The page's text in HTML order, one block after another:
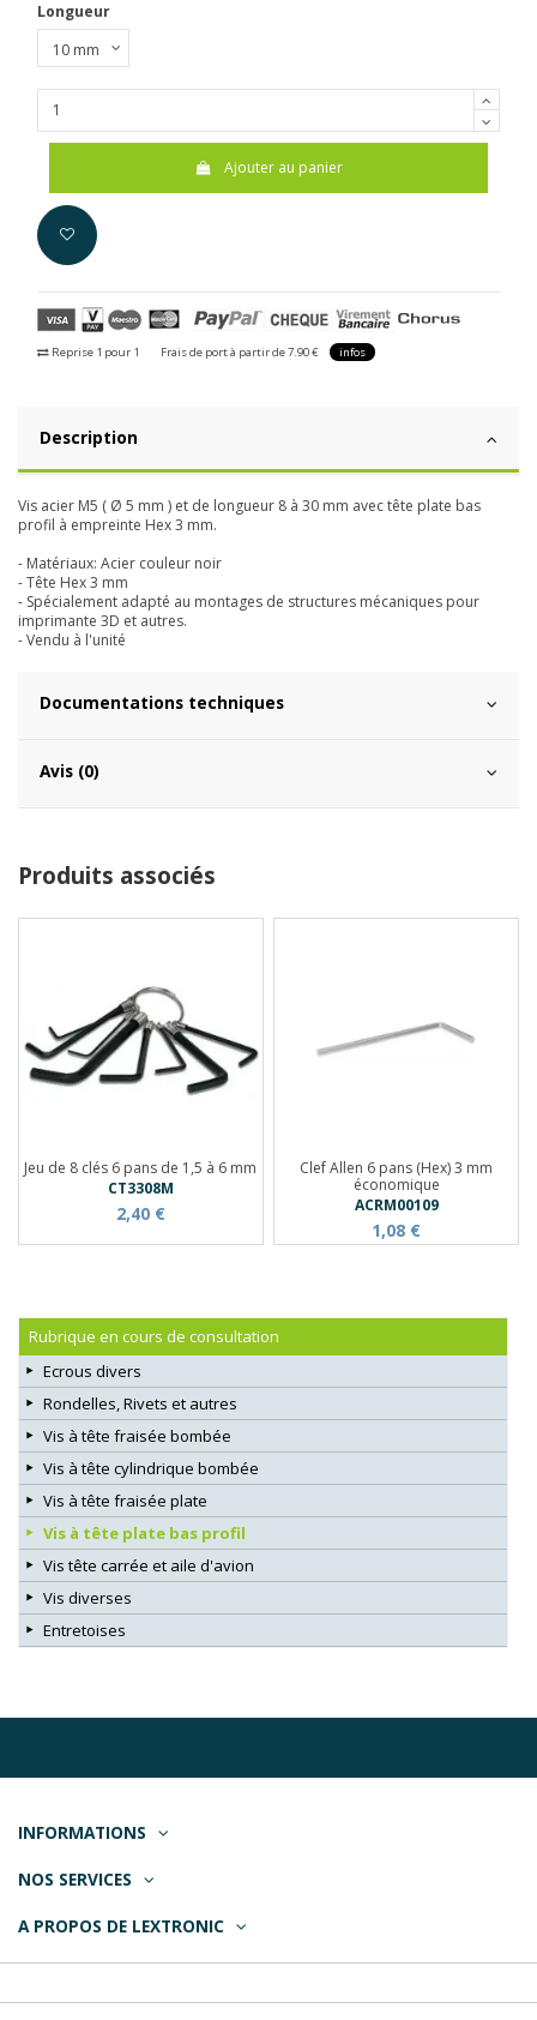
Longueur
Ajouter au panier
Reprise 1 pour 1 Frais de port à partir de 7.90 € infos
Description
Vis acier M5 ( Ø 5 mm ) et de longueur 8 à 30 mm avec tête plate bas
profil à empreinte Hex 3 mm.
- Matériaux: Acier couleur noir
- Tête Hex 3 mm
- Spécialement adapté au montages de structures mécaniques pour
imprimante 3D et autres.
- Vendu à l'unité
Documentations techniques
Avis (0)
Produits associés
Jeu de 8 clés 6 pans de 1,5 à 6 mm
CT3308M
2,40 €
Clef Allen 6 pans (Hex) 3 mm
économique
ACRM00109
1,08 €
Rubrique en cours de consultation
Ecrous divers
Rondelles, Rivets et autres
Vis à tête fraisée bombée
Vis à tête cylindrique bombée
Vis à tête fraisée plate
Vis à tête plate bas profil
Vis tête carrée et aile d'avion
Vis diverses
Entretoises
INFORMATIONS
NOS SERVICES
A PROPOS DE LEXTRONIC